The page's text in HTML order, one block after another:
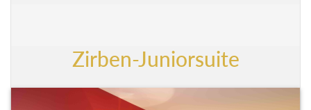
Zirben-Juniorsuite